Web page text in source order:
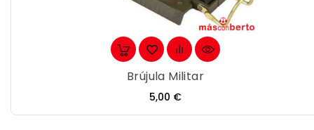
Brújula Militar
Precio
5,00 €